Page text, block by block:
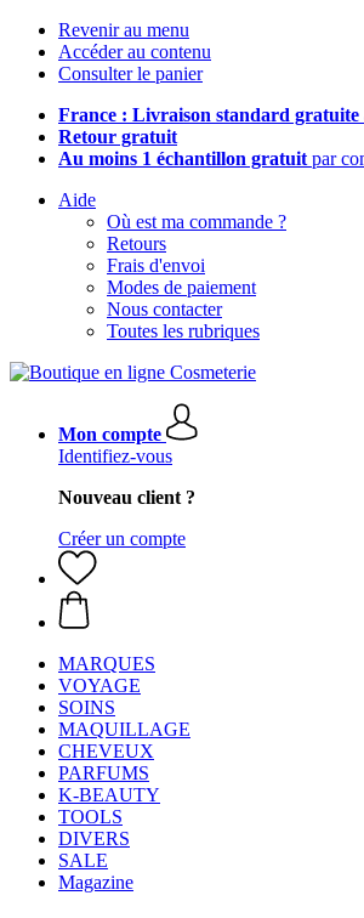
Revenir au menu
Accéder au contenu
Consulter le panier
France : Livraison standard gratuite
Retour gratuit
Au moins 1 échantillon gratuit par
Aide
Où est ma commande ?
Retours
Frais d'envoi
Modes de paiement
Nous contacter
Toutes les rubriques
Mon compte
Identifiez-vous
Nouveau client ?
Créer un compte
MARQUES
VOYAGE
SOINS
MAQUILLAGE
CHEVEUX
PARFUMS
K-BEAUTY
TOOLS
DIVERS
SALE
Magazine